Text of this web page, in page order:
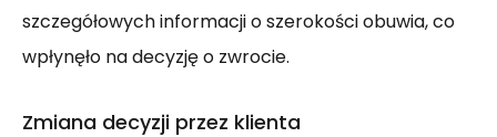
szczegółowych informacji o szerokości obuwia, co
wpłynęło na decyzję o zwrocie.
Zmiana decyzji przez klienta